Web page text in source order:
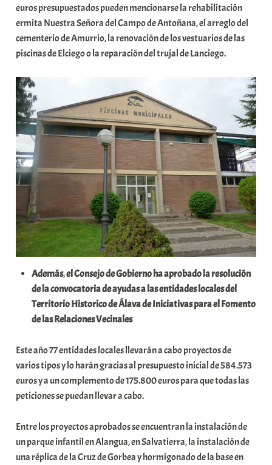
euros presupuestados pueden mencionarse la rehabilitación
ermita Nuestra Señora del Campo de Antoñana, el arreglo del
cementerio de Amurrio, la renovación de los vestuarios de las
piscinas de Elciego o la reparación del trujal de Lanciego.
Además,el Consejo de Gobierno ha aprobado la resolución
de la convocatoria de ayudas a las entidades locales del
Territorio Historico de Álavade Iniciativas para el Fomento
de las Relaciones Vecinales
Este año 77 entidades locales llevarán a cabo proyectos de
varios tipos y lo harán gracias al presupuesto inicial de 584.573
euros y a un complemento de 175.800 euros para que todas las
peticiones se puedan llevar a cabo.
Entre los proyectos aprobados se encuentran la instalación de
un parque infantil en Alangua, en Salvatierra, la instalación de
una réplica de la Cruz de Gorbea y hormigonado de la base en